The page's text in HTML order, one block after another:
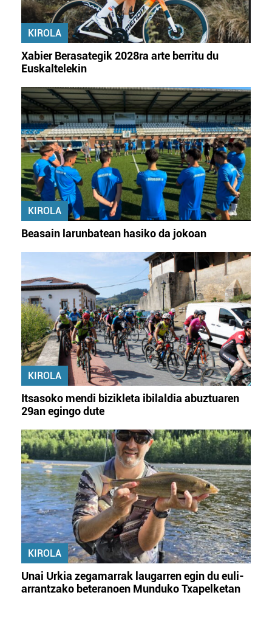
KIROLA
Xabier Berasategik 2028ra arte berritu du
Euskaltelekin
KIROLA
Beasain larunbatean hasiko da jokoan
KIROLA
Itsasoko mendi bizikleta ibilaldia abuztuaren
29an egingo dute
KIROLA
Unai Urkia zegamarrak laugarren egin du euli-
arrantzako beteranoen Munduko Txapelketan